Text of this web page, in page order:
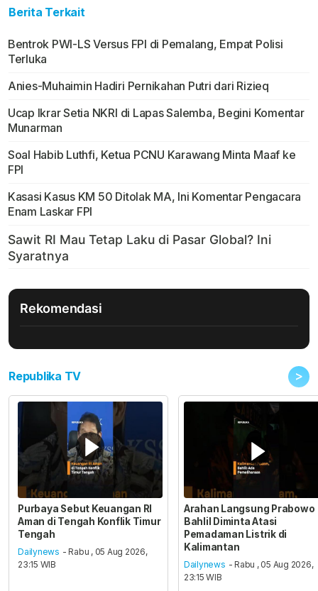
Berita Terkait
Bentrok PWI-LS Versus FPI di Pemalang, Empat Polisi
Terluka
Anies-Muhaimin Hadiri Pernikahan Putri dari Rizieq
Ucap Ikrar Setia NKRI di Lapas Salemba, Begini Komentar
Munarman
Soal Habib Luthfi, Ketua PCNU Karawang Minta Maaf ke
FPI
Kasasi Kasus KM 50 Ditolak MA, Ini Komentar Pengacara
Enam Laskar FPI
Rekomendasi
Republika TV >
Purbaya Sebut Keuangan RI
Aman di Tengah Konflik Timur
Tengah
Dailynews - Rabu , 05 Aug 2026,
23:15 WIB
Arahan Langsung Prabowo
Bahlil Diminta Atasi
Pemadaman Listrik di
Kalimantan
Dailynews - Rabu , 05 Aug 2026,
23:15 WIB